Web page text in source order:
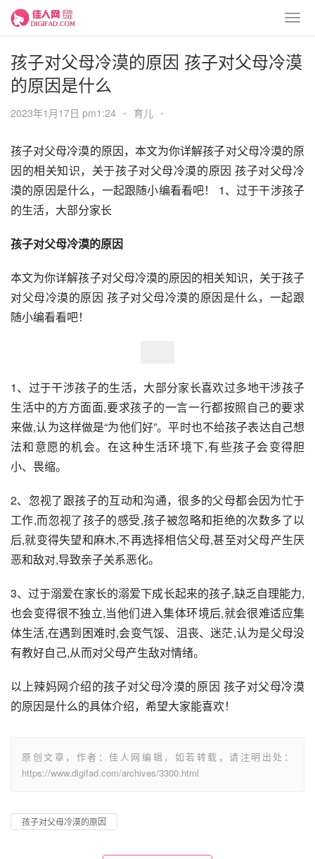
孩子对父母冷漠的原因 孩子对父母冷漠
的原因是什么
2023年1月17日 pm1:24 • 育儿 •
孩子对父母冷漠的原因，本文为你详解孩子对父母冷漠的原
因的相关知识，关于孩子对父母冷漠的原因 孩子对父母冷
漠的原因是什么，一起跟随小编看看吧！ 1、过于干涉孩子
的生活，大部分家长
孩子对父母冷漠的原因
本文为你详解孩子对父母冷漠的原因的相关知识，关于孩子
对父母冷漠的原因 孩子对父母冷漠的原因是什么，一起跟
随小编看看吧！
1、过于干涉孩子的生活，大部分家长喜欢过多地干涉孩子
生活中的方方面面,要求孩子的一言一行都按照自己的要求
来做,认为这样做是“为他们好”。平时也不给孩子表达自己想
法和意愿的机会。在这种生活环境下,有些孩子会变得胆
小、畏缩。
2、忽视了跟孩子的互动和沟通，很多的父母都会因为忙于
工作,而忽视了孩子的感受,孩子被忽略和拒绝的次数多了以
后,就变得失望和麻木,不再选择相信父母,甚至对父母产生厌
恶和敌对,导致亲子关系恶化。
3、过于溺爱在家长的溺爱下成长起来的孩子,缺乏自理能力,
也会变得很不独立,当他们进入集体环境后,就会很难适应集
体生活,在遇到困难时,会变气馁、沮丧、迷茫,认为是父母没
有教好自己,从而对父母产生敌对情绪。
以上辣妈网介绍的孩子对父母冷漠的原因 孩子对父母冷漠
的原因是什么的具体介绍，希望大家能喜欢！
原创文章，作者：佳人网编辑，如若转载，请注明出处：
https://www.digifad.com/archives/3300.html
孩子对父母冷漠的原因